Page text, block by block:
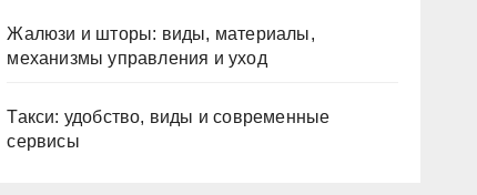
Жалюзи и шторы: виды, материалы,
механизмы управления и уход
Такси: удобство, виды и современные
сервисы